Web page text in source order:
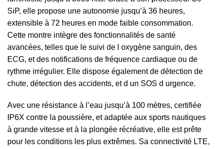
SiP, elle propose une autonomie jusqu’à 36 heures,
extensible à 72 heures en mode faible consommation.
Cette montre intègre des fonctionnalités de santé
avancées, telles que le suivi de l oxygène sanguin, des
ECG, et des notifications de fréquence cardiaque ou de
rythme irrégulier. Elle dispose également de détection de
chute, détection des accidents, et d un SOS d urgence.
Avec une résistance à l’eau jusqu’à 100 mètres, certifiée
IP6X contre la poussière, et adaptée aux sports nautiques
à grande vitesse et à la plongée récréative, elle est prête
pour les conditions les plus extrêmes. Sa connectivité LTE,